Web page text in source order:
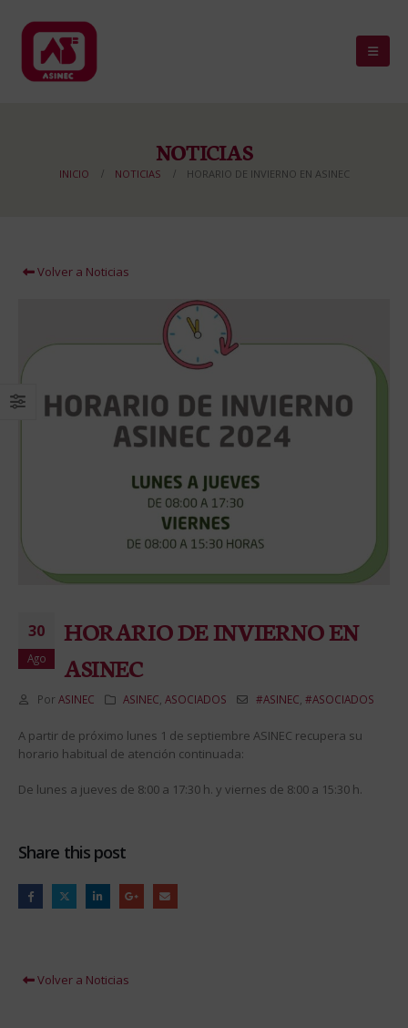
NOTICIAS
INICIO NOTICIAS HORARIO DE INVIERNO EN ASINEC
Volver a Noticias
30
Ago
HORARIO DE INVIERNO EN
ASINEC
Por ASINEC ASINEC,ASOCIADOS #ASINEC,#ASOCIADOS
A partir de próximo lunes 1 de septiembre ASINEC recupera su
horario habitual de atención continuada:
De lunes a jueves de 8:00 a 17:30 h. y viernes de 8:00 a 15:30 h.
Share this post
Volver a Noticias